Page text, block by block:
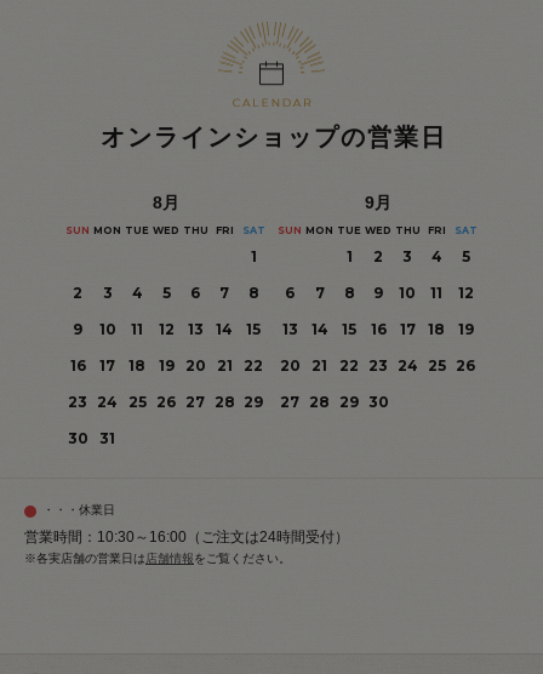
オンラインショップの営業日
8月
SUN MON TUE WED THU FRI SAT
1
2
3 4 5 6 7
8
9
10 11 12 13 14
15
16
17 18 19 20 21
22
23
24 25 26 27 28 29
30
31
9月
SUN MON TUE WED THU FRI SAT
1 2 3 4
5
6
7 8 9 10 11
12
13
14 15 16 17 18
19
20
21 22 23 24 25
26
27 28 29 30
・・・休業日
営業時間：10:30～16:00（ご注文は24時間受付）
※各実店舗の営業日は店舗情報をご覧ください。